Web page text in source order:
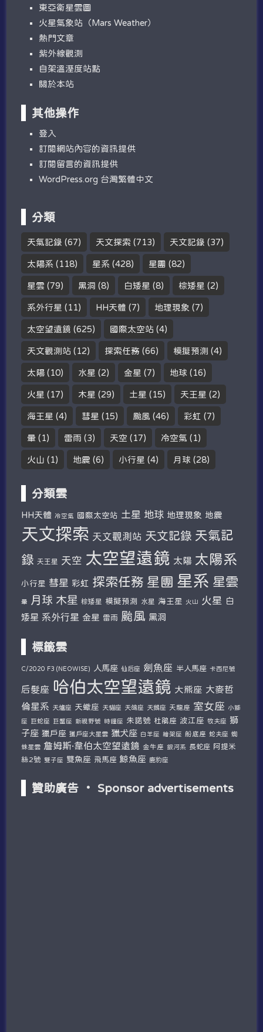
東亞衛星雲圖
火星氣象站（Mars Weather）
熱門文章
紫外線觀測
自架溫溼度站點
關於本站
其他操作
登入
訂閱網站內容的資訊提供
訂閱留言的資訊提供
WordPress.org 台灣繁體中文
分類
天氣記錄 (67) 天文探索 (713) 天文記錄 (37)
太陽系 (118) 星系 (428) 星團 (82)
星雲 (79) 黑洞 (8) 白矮星 (8) 棕矮星 (2)
系外行星 (11) HH天體 (7) 地理現象 (7)
太空望遠鏡 (625) 國際太空站 (4)
天文觀測站 (12) 探索任務 (66) 模擬預測 (4)
太陽 (10) 水星 (2) 金星 (7) 地球 (16)
火星 (17) 木星 (29) 土星 (15) 天王星 (2)
海王星 (4) 彗星 (15) 颱風 (46) 彩虹 (7)
暈 (1) 雷雨 (3) 天空 (17) 冷空氣 (1)
火山 (1) 地震 (6) 小行星 (4) 月球 (28)
分類雲
HH天體 冷空氣 國際太空站 土星 地球 地理現象 地震
天文探索 天文觀測站 天文記錄 天氣記
錄 天王星 天空 太空望遠鏡 太陽 太陽系
小行星 彗星 彩虹 探索任務 星團 星系 星雲
暈 月球 木星 棕矮星 模擬預測 水星 海王星 火山 火星 白
矮星 系外行星 金星 雷雨 颱風 黑洞
標籤雲
C/2020 F3 (NEOWISE) 人馬座 仙后座 劍魚座 半人馬座 卡西尼號
后髮座 哈伯太空望遠鏡 大熊座 大麥哲
倫星系
天爐座 天蠍座 天貓座 天鴿座 天鵝座 天龍座 室女座 小獅
座 巨蛇座 巨蟹座 新視野號 時鐘座 朱諾號 杜鵑座 波江座 牧夫座
獅
子座 獵戶座 獵戶座大星雲 獵犬座 白羊座 繪架座 船底座 蛇夫座 蜘
蛛星雲 詹姆斯·韋伯太空望遠鏡 金牛座 銀河系 長蛇座 阿提米
絲2號
雙子座 雙魚座 飛馬座 鯨魚座 鹿豹座
贊助廣告 ‧ Sponsor advertisements